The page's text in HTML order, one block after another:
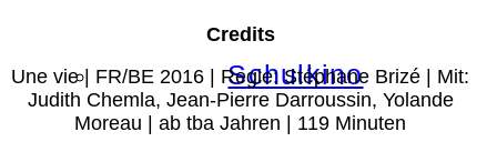
Schulkino
Credits
Une vie | FR/BE 2016 | Regie: Stéphane Brizé | Mit:
Judith Chemla, Jean-Pierre Darroussin, Yolande
Moreau | ab tba Jahren | 119 Minuten